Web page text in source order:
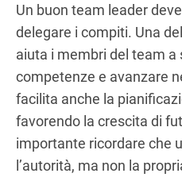
Un buon team leader
delegare i compiti. Una
aiuta i membri del team a
competenze e avanzare
facilita anche la
favorendo la crescita di
importante ricordare che
l’autorità, ma non la